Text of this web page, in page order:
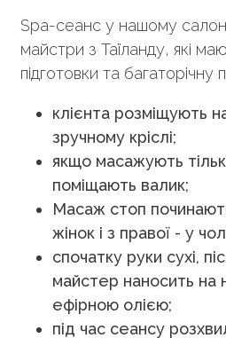
Spa-сеанс у нашому
майстри з Таїланду, які
підготовки та багаторічну
клієнта розміщують
зручному кріслі;
якщо масажують
поміщають валик;
Масаж стоп
жінок і з правої - у
спочатку руки сухі,
майстер наносить на
ефірною олією;
під час сеансу